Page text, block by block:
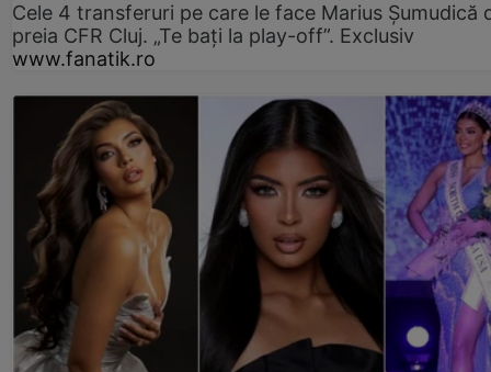
Cele 4 transferuri pe care le face Marius Șumudică
preia CFR Cluj. „Te bați la play-off”. Exclusiv
www.fanatik.ro